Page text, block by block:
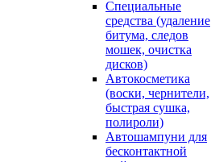
Специальные
средства (удаление
битума, следов
мошек, очистка
дисков)
Автокосметика
(воски, чернители,
быстрая сушка,
полироли)
Автошампуни для
бесконтактной